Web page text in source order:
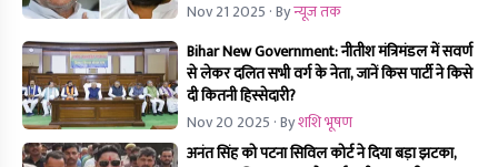
Nov 21 2025 · Byन्यूज तक
Bihar New Government: नीतीश मंत्रिमंडल में सवर्ण
से लेकर दलित सभी वर्ग के नेता, जानें किस पार्टी ने किसे
दी कितनी हिस्सेदारी?
Nov 20 2025 · Byशशि भूषण
अनंत सिंह को पटना सिविल कोर्ट ने दिया बड़ा झटका,